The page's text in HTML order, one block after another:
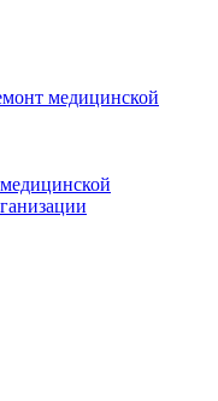
медицинской